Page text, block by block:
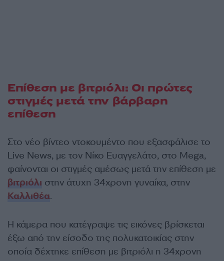
Επίθεση με βιτριόλι: Οι πρώτες
στιγμές μετά την βάρβαρη
επίθεση
Στο νέο βίντεο ντοκουμέντο που εξασφάλισε το
Live News, με τον Νίκο Ευαγγελάτο, στο Mega,
φαίνονται οι στιγμές αμέσως μετά την επίθεση με
βιτριόλι στην άτυχη 34χρονη γυναίκα, στην
Καλλιθέα.
Η κάμερα που κατέγραψε τις εικόνες βρίσκεται
έξω από την είσοδο της πολυκατοικίας στην
οποία δέχτηκε επίθεση με βιτριόλι η 34χρονη